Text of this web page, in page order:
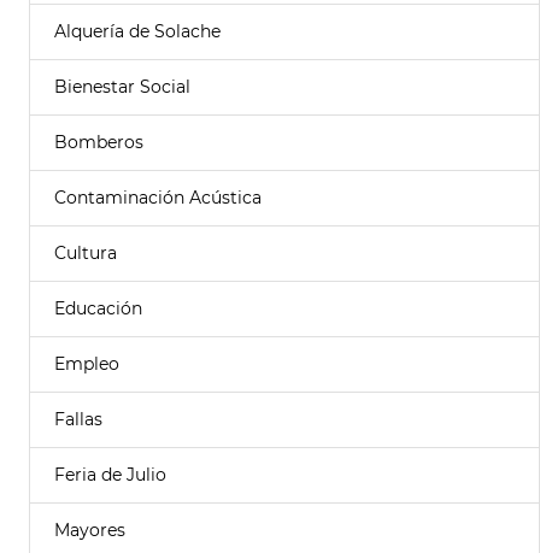
Alquería de Solache
Bienestar Social
Bomberos
Contaminación Acústica
Cultura
Educación
Empleo
Fallas
Feria de Julio
Mayores